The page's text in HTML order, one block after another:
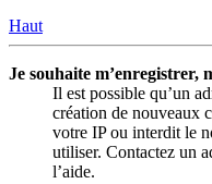
Haut
Je souhaite m’enregistrer,
Il est possible qu’un
création de nouveaux
votre IP ou interdit le
utiliser. Contactez un
l’aide.